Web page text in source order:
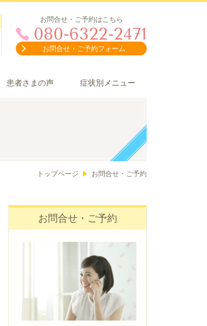
お問合せ・ご予約はこちら
080-6322-2471
お問合せ・ご予約フォーム
患者さまの声 症状別メニュー
トップページ お問合せ・ご予約
お問合せ・ご予約